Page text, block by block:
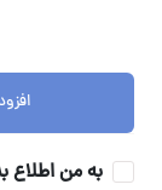
به من اطلاع